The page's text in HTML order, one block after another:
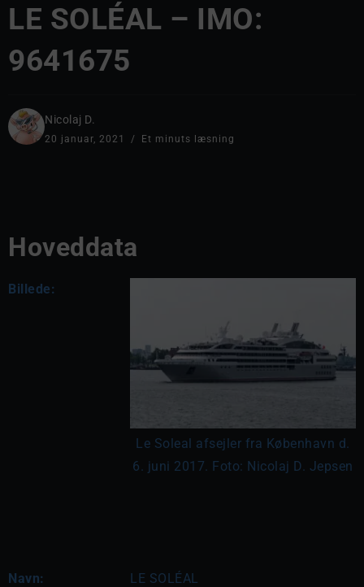
LE SOLÉAL – IMO:
9641675
Nicolaj D.
20 januar, 2021 Et minuts læsning
Hoveddata
Billede:
Le Soleal afsejler fra København d.
6. juni 2017. Foto: Nicolaj D. Jepsen
Navn: LE SOLÉAL